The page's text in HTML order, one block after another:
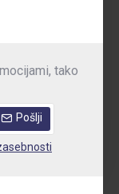
tako
Pošlji